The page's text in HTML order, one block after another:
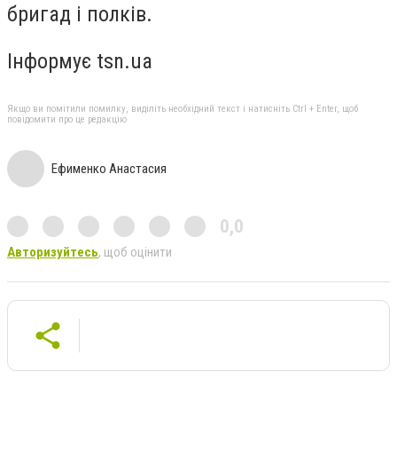
бригад і полків.
Інформує tsn.ua
Якщо ви помітили помилку, виділіть необхідний текст і натисніть Ctrl + Enter, щоб
повідомити про це редакцію
Ефименко Анастасия
0,0
Авторизуйтесь, щоб оцінити